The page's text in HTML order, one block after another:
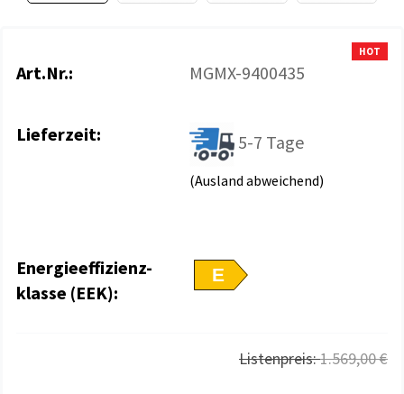
HOT
Art.Nr.: MGMX-9400435
Lieferzeit: 5-7 Tage
(Ausland abweichend)
Energieeffizienz-
klasse (EEK):
E
Listenpreis:1.569,00 €